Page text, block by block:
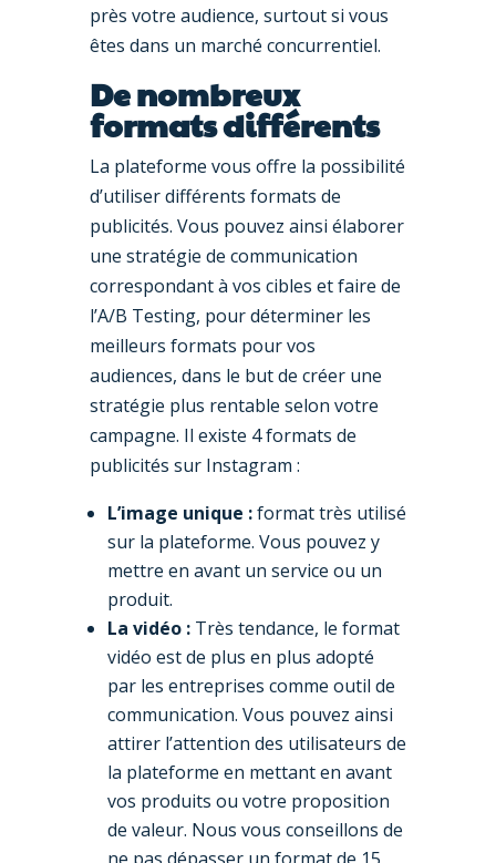
près votre audience, surtout si vous
êtes dans un marché concurrentiel.
De nombreux
formats différents
La plateforme vous offre la possibilité
d’utiliser différents formats de
publicités. Vous pouvez ainsi élaborer
une stratégie de communication
correspondant à vos cibles et faire de
l’A/B Testing, pour déterminer les
meilleurs formats pour vos
audiences, dans le but de créer une
stratégie plus rentable selon votre
campagne. Il existe 4 formats de
publicités sur Instagram :
L’image unique :format très utilisé
sur la plateforme. Vous pouvez y
mettre en avant un service ou un
produit.
La vidéo :Très tendance, le format
vidéo est de plus en plus adopté
par les entreprises comme outil de
communication. Vous pouvez ainsi
attirer l’attention des utilisateurs de
la plateforme en mettant en avant
vos produits ou votre proposition
de valeur. Nous vous conseillons de